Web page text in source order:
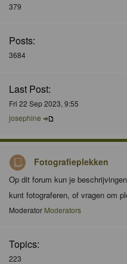
379
Posts:
3684
Last Post:
Fri 22 Sep 2023, 9:55
josephine
Fotografieplekken
Op dit forum kun je
kunt fotograferen, of vragen om
Moderator Moderators
Topics:
223